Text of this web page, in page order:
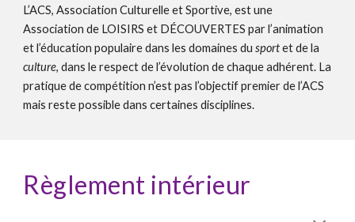
L’ACS, Association Culturelle et Sportive, est une
Association de LOISIRS et DÉCOUVERTES par l’animation
et l’éducation populaire dans les domaines du sport
culture, dans le respect de l’évolution de chaque adhérent. La
pratique de compétition n’est pas l’objectif premier de l’ACS
mais reste possible dans certaines disciplines.
Règlement intérieur